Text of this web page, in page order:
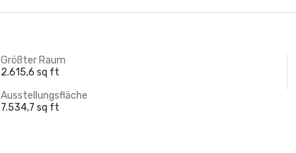
Größter Raum
2.615,6 sq ft
Ausstellungsfläche
7.534,7 sq ft